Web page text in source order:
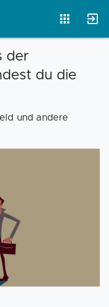
Neukunden Unternehmen
der
du die
und andere